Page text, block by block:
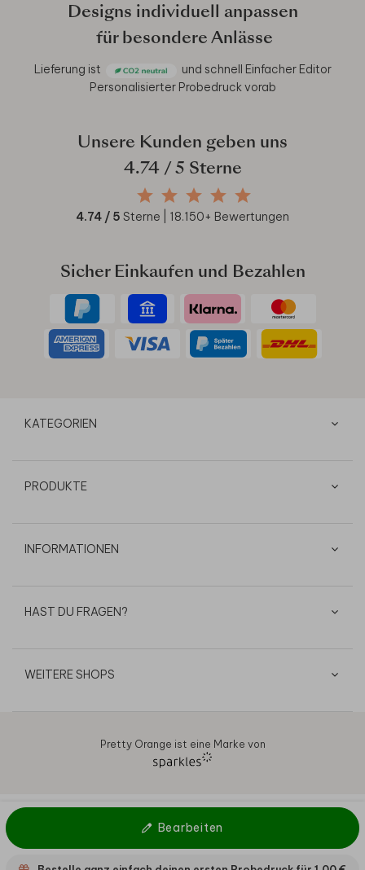
Bearbeiten
Designs individuell anpassen
für besondere Anlässe
Lieferung ist und schnell Einfacher Editor
Personalisierter Probedruck vorab
Unsere Kunden geben uns
4.74/ 5 Sterne
4.74 / 5 Sterne | 18.150+ Bewertungen
Sicher Einkaufen und Bezahlen
KATEGORIEN
PRODUKTE
INFORMATIONEN
HAST DU FRAGEN?
WEITERE SHOPS
Pretty Orange ist eine Marke von
AGB Datenschutz Cookies Impressum © 2026